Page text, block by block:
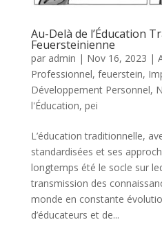
Au-Delà de l’Éducation
Feuersteinienne
par admin | Nov 16, 2023 |
Professionnel, feuerstein,
Développement Personnel,
l'Éducation, pei
L’éducation traditionnelle,
standardisées et ses
longtemps été le socle sur
transmission des
monde en constante
d’éducateurs et de...